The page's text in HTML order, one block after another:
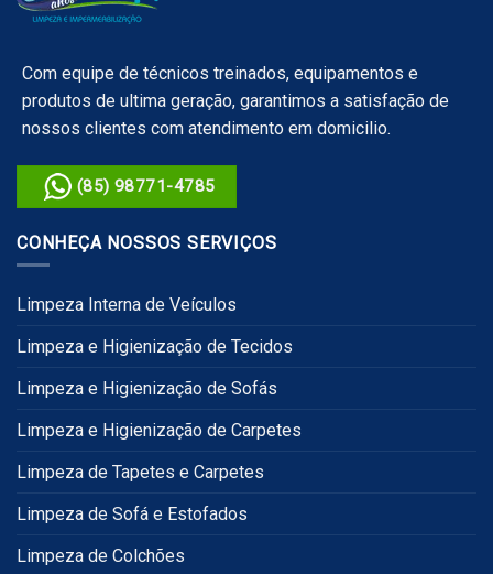
Com equipe de técnicos treinados, equipamentos e
produtos de ultima geração, garantimos a satisfação de
nossos clientes com atendimento em domicilio.
(85) 98771-4785
CONHEÇA NOSSOS SERVIÇOS
Limpeza Interna de Veículos
Limpeza e Higienização de Tecidos
Limpeza e Higienização de Sofás
Limpeza e Higienização de Carpetes
Limpeza de Tapetes e Carpetes
Limpeza de Sofá e Estofados
Limpeza de Colchões